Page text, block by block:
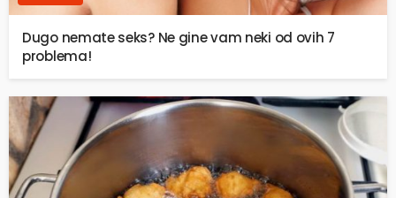
Dugo nemate seks? Ne gine vam neki od ovih 7
problema!